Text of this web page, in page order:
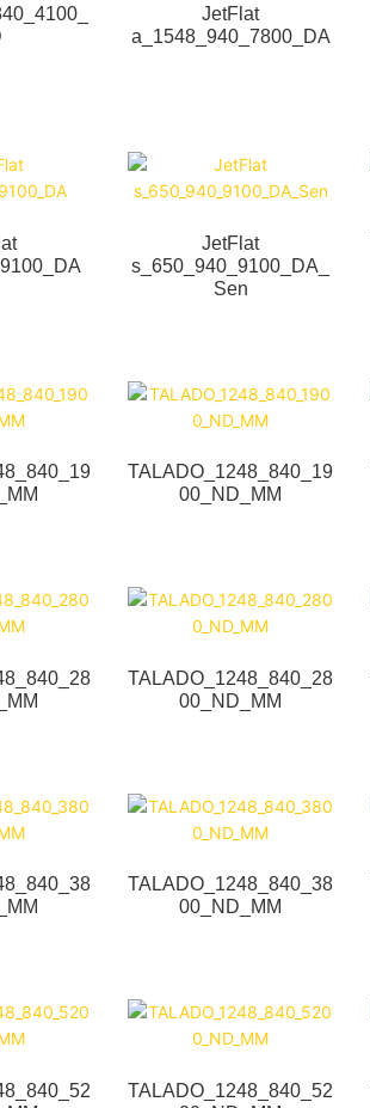
JetFlat
a_1548_940_7800_DA
JetFlat
s_650_940_9100_DA_
Sen
TALADO_1248_840_19
00_ND_MM
TALADO_1248_840_28
00_ND_MM
TALADO_1248_840_38
00_ND_MM
TALADO_1248_840_52